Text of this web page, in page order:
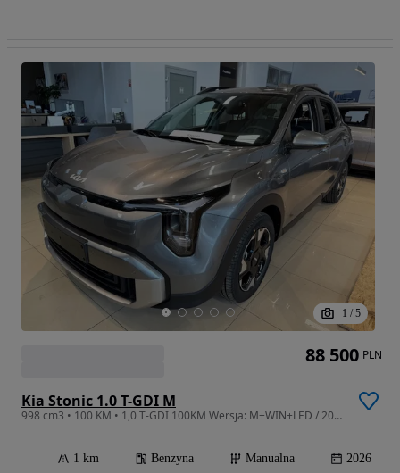
1 / 5
Kia Stonic 1.0 T-GDI M
998 cm3 • 100 KM • 1,0 T-GDI 100KM Wersja: M+WIN+LED / 2026
1 km Benzyna Manualna 2026
88 500 PLN